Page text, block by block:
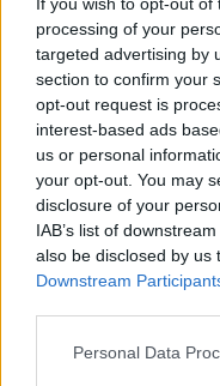
processing of your
targeted advertising by
section to confirm your
opt-out request is
interest-based ads
us or personal
your opt-out. You may
disclosure of your
IAB’s list of
also be disclosed by us
Downstream
Personal Data
Γ. Ξηραδάκης:
Ακτοπλοΐα – Ποιοι